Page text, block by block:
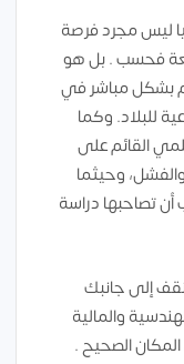
ليس مجرد فرصة
فحسب . بل هو
بشكل مباشر في
للبلاد. وكما
القائم على
وحيثما
أن تصاحبها دراسة
إلى جانبك
والمالية
الصحيح .